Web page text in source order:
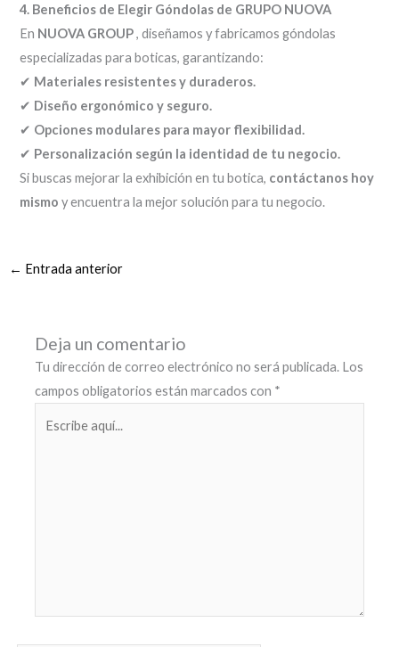
4. Beneficios de Elegir Góndolas de GRUPO NUOVA
En NUOVA GROUP, diseñamos y fabricamos góndolas
especializadas para boticas, garantizando:
✔ Materiales resistentes y duraderos.
✔ Diseño ergonómico y seguro.
✔ Opciones modulares para mayor flexibilidad.
✔ Personalización según la identidad de tu negocio.
Si buscas mejorar la exhibición en tu botica, contáctanos hoy
mismo y encuentra la mejor solución para tu negocio.
← Entrada anterior
Deja un comentario
Tu dirección de correo electrónico no será publicada. Los
campos obligatorios están marcados con *